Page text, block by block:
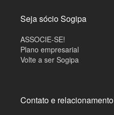
Seja sócio Sogipa
ASSOCIE-SE!
Plano empresarial
Volte a ser Sogipa
Contato e relacionamento